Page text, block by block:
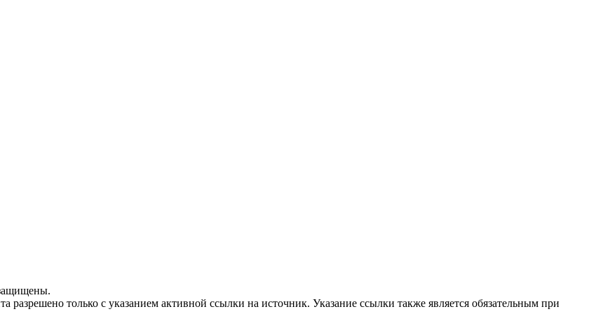
разрешено только с указанием активной ссылки на источник. Указание ссылки также является обязательным при